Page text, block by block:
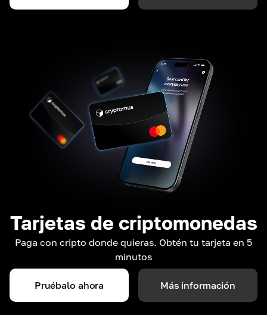
Tarjetas de criptomonedas
Paga con cripto donde quieras. Obtén tu tarjeta en 5
minutos
Pruébalo ahora Más información